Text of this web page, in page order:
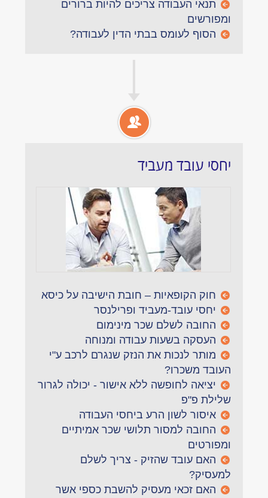
תנאי העבודה צריכים להיות ברורים
ומפורשים
הסוף לעומס בבתי הדין לעבודה?
יחסי עובד מעביד
חוק הקופאיות – חובת הישיבה על כיסא
יחסי עובד-מעביד ופרילנסר
החובה לשלם שכר מינימום
העסקה בשעות עבודה ומנוחה
מותר לנכות את הנזק שנגרם לרכב ע"י
העובד משכרו?
יציאה לחופשה ללא אישור - יכולה לגרור
שלילת פ"פ
איסור לשון הרע ביחסי העבודה
החובה למסור תלושי שכר אמיתיים
ומפורטים
האם עובד שהזיק - צריך לשלם
למעסיק?
האם זכאי מעסיק להשבת כספי אשר